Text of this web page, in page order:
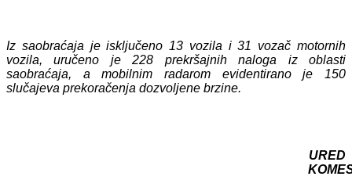
Iz saobraćaja je isključeno 13 vozila i 31 vozač motornih
vozila, uručeno je 228 prekršajnih naloga iz oblasti
saobraćaja, a mobilnim radarom evidentirano je 150
slučajeva prekoračenja dozvoljene brzine.
URED